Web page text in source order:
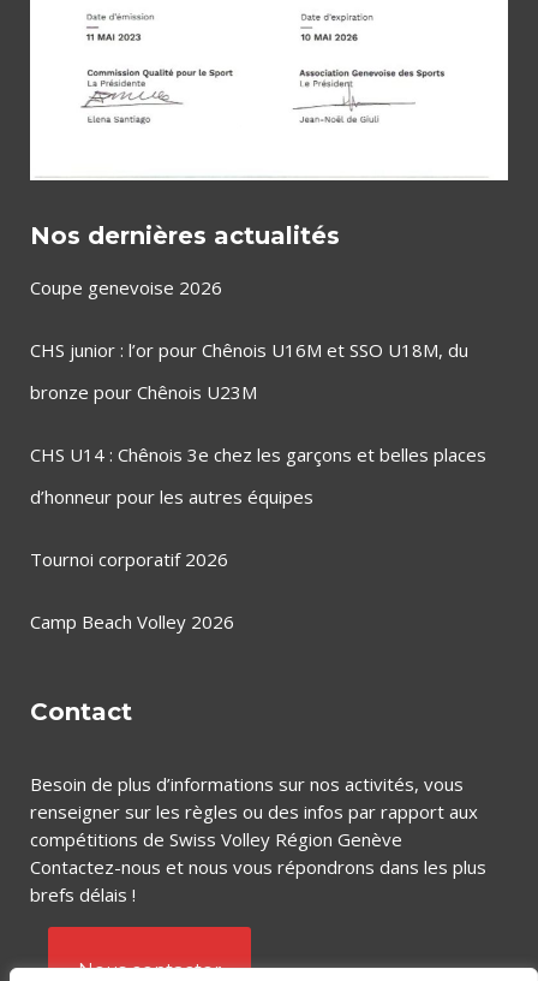
Nos dernières actualités
Coupe genevoise 2026
CHS junior : l’or pour Chênois U16M et SSO U18M, du
bronze pour Chênois U23M
CHS U14 : Chênois 3e chez les garçons et belles places
d’honneur pour les autres équipes
Tournoi corporatif 2026
Camp Beach Volley 2026
Contact
Besoin de plus d’informations sur nos activités, vous
renseigner sur les règles ou des infos par rapport aux
compétitions de Swiss Volley Région Genève
Contactez-nous et nous vous répondrons dans les plus
brefs délais !
Nous contacter